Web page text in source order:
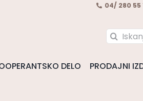
04/ 280 55
Search
DELO PRODAJNI